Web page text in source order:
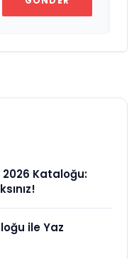
Kataloğu:
ile Yaz